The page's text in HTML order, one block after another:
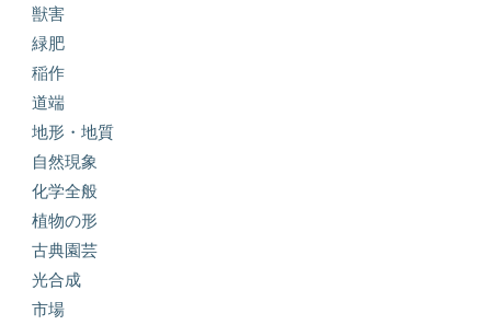
獣害
緑肥
稲作
道端
地形・地質
自然現象
化学全般
植物の形
古典園芸
光合成
市場